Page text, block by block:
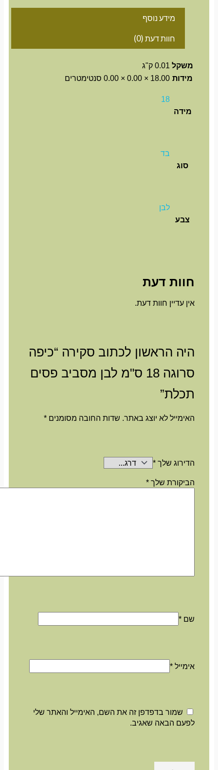
מידע נוסף
חוות דעת (0)
משקל 0.01 ק"ג
מידות 18.00 × 0.00 × 0.00 סנטימטרים
מידה
סוג
צבע
לבן
חוות דעת
אין עדיין חוות דעת.
היה הראשון לכתוב סקירה “כיפה
סרוגה 18 ס"מ לבן מסביב פסים
תכלת”
האימייל לא יוצג באתר. שדות החובה מסומנים*
הדירוג שלך*
הביקורת שלך*
שם*
אימייל*
שמור בדפדפן זה את השם, האימייל והאתר שלי
לפעם הבאה שאגיב.